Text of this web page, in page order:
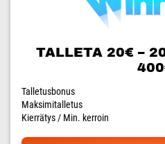
TALLETA 20€ –
Talletusbonus
Maksimitalletus
Kierrätys / Min. kerroin